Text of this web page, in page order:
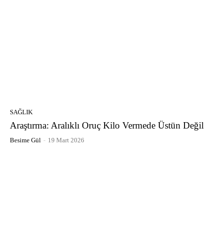
SAĞLIK
Araştırma: Aralıklı Oruç Kilo Vermede Üstün Değil
Besime Gül - 19 Mart 2026